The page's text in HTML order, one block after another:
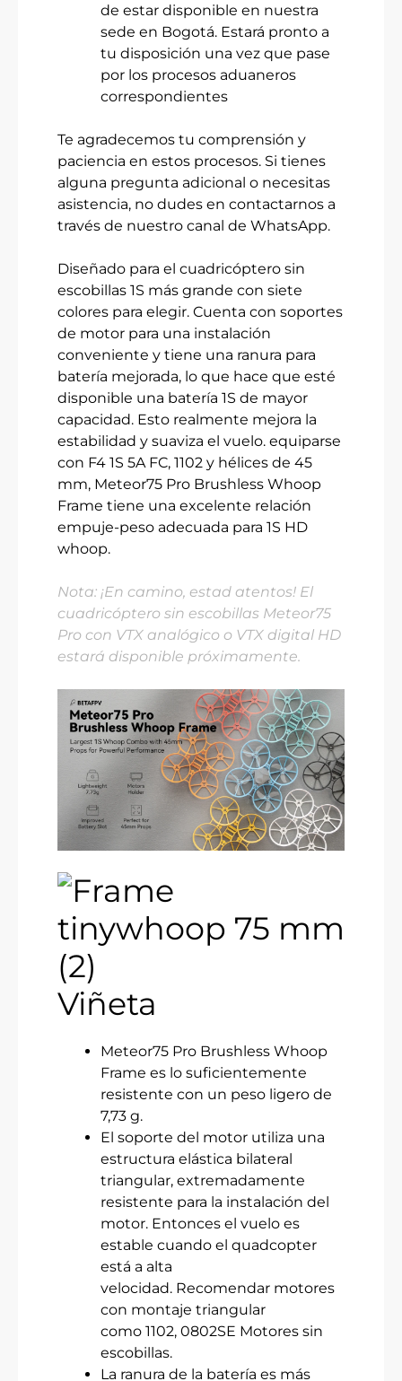
de estar disponible en nuestra
sede en Bogotá. Estará pronto a
tu disposición una vez que pase
por los procesos aduaneros
correspondientes
Te agradecemos tu comprensión y
paciencia en estos procesos. Si tienes
alguna pregunta adicional o necesitas
asistencia, no dudes en contactarnos a
través de nuestro canal de WhatsApp.
Diseñado para el cuadricóptero sin
escobillas 1S más grande con siete
colores para elegir. Cuenta con soportes
de motor para una instalación
conveniente y tiene una ranura para
batería mejorada, lo que hace que esté
disponible una batería 1S de mayor
capacidad. Esto realmente mejora la
estabilidad y suaviza el vuelo. equiparse
con F4 1S 5A FC, 1102 y hélices de 45
mm, Meteor75 Pro Brushless Whoop
Frame tiene una excelente relación
empuje-peso adecuada para 1S HD
whoop.
Nota: ¡En camino, estad atentos! El
cuadricóptero sin escobillas Meteor75
Pro con VTX analógico o VTX digital HD
estará disponible próximamente.
Viñeta
Meteor75 Pro Brushless Whoop
Frame es lo suficientemente
resistente con un peso ligero de
7,73 g.
El soporte del motor utiliza una
estructura elástica bilateral
triangular, extremadamente
resistente para la instalación del
motor. Entonces el vuelo es
estable cuando el quadcopter
está a alta
velocidad. Recomendar motores
con montaje triangular
como 1102, 0802SE Motores sin
escobillas.
La ranura de la batería es más